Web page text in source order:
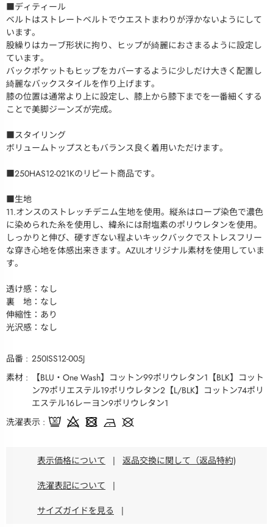
■ディティール
ベルトはストレートベルトでウエストまわりが浮かないようにして
います。
股繰りはカーブ形状に拘り、ヒップが綺麗におさまるように設定し
ています。
バックポケットもヒップをカバーするように少しだけ大きく配置し
綺麗なバックスタイルを作り上げます。
膝の位置は通常より上に設定し、膝上から膝下までを一番細くする
ことで美脚ジーンズが完成。
■スタイリング
ボリュームトップスともバランス良く着用いただけます。
■250HAS12-021Kのリピート商品です。
■生地
11.オンスのストレッチデニム生地を使用。縦糸はロープ染色で濃色
に染められた糸を使用し、緯糸には耐塩素のポリウレタンを使用。
しっかりと伸び、硬すぎない程よいキックバックでストレスフリー
な穿き心地を体感出来きます。AZULオリジナル素材を使用していま
す。
透け感：なし
裏 地：なし
伸縮性：あり
光沢感：なし
品番
250ISS12-005J
素材
【BLU・One Wash】コットン99ポリウレタン1【BLK】コット
ン79ポリエステル19ポリウレタン2【L/BLK】コットン74ポリ
エステル16レーヨン9ポリウレタン1
洗濯表示
表示価格について | 返品交換に関して（返品特約)
洗濯表記について |
サイズガイドを見る |